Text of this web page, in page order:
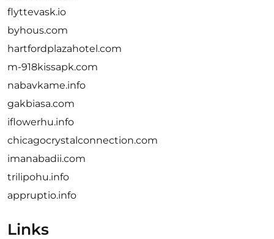
flyttevask.io
byhous.com
hartfordplazahotel.com
m-918kissapk.com
nabavkame.info
gakbiasa.com
iflowerhu.info
chicagocrystalconnection.com
imanabadii.com
trilipohu.info
appruptio.info
Links